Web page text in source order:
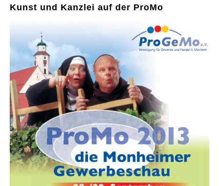
Kunst und Kanzlei auf der ProMo